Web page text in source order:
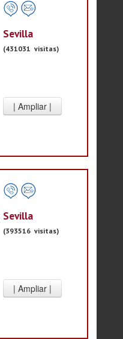
Sevilla
(431031 visitas)
Sevilla
(393516 visitas)